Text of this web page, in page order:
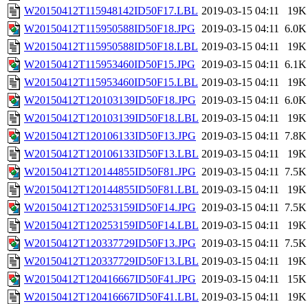
W20150412T115948142ID50F17.LBL 2019-03-15 04:11
19K
W20150412T115950588ID50F18.JPG 2019-03-15 04:11 6.0K
W20150412T115950588ID50F18.LBL 2019-03-15 04:11
19K
W20150412T115953460ID50F15.JPG 2019-03-15 04:11 6.1K
W20150412T115953460ID50F15.LBL 2019-03-15 04:11
19K
W20150412T120103139ID50F18.JPG 2019-03-15 04:11 6.0K
W20150412T120103139ID50F18.LBL 2019-03-15 04:11
19K
W20150412T120106133ID50F13.JPG 2019-03-15 04:11 7.8K
W20150412T120106133ID50F13.LBL 2019-03-15 04:11
19K
W20150412T120144855ID50F81.JPG 2019-03-15 04:11 7.5K
W20150412T120144855ID50F81.LBL 2019-03-15 04:11
19K
W20150412T120253159ID50F14.JPG 2019-03-15 04:11 7.5K
W20150412T120253159ID50F14.LBL 2019-03-15 04:11
19K
W20150412T120337729ID50F13.JPG 2019-03-15 04:11 7.5K
W20150412T120337729ID50F13.LBL 2019-03-15 04:11
19K
W20150412T120416667ID50F41.JPG 2019-03-15 04:11
15K
W20150412T120416667ID50F41.LBL 2019-03-15 04:11
19K